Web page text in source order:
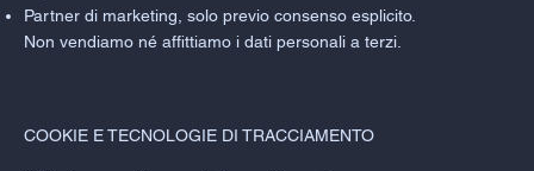
Partner di marketing, solo previo consenso esplicito.
Non vendiamo né affittiamo i dati personali a terzi.
COOKIE E TECNOLOGIE DI TRACCIAMENTO